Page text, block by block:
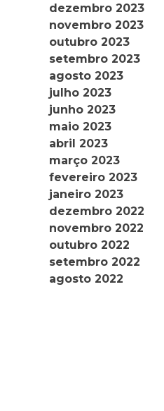
dezembro 2023
novembro 2023
outubro 2023
setembro 2023
agosto 2023
julho 2023
junho 2023
maio 2023
abril 2023
março 2023
fevereiro 2023
janeiro 2023
dezembro 2022
novembro 2022
outubro 2022
setembro 2022
agosto 2022